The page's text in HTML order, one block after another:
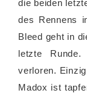
die beiden
des Rennens
Bleed geht in
letzte
verloren.
Madox ist